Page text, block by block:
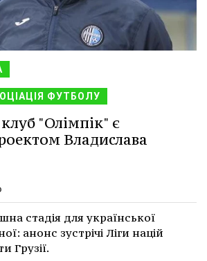
ФУТБОЛУ
"Олімпік" є
Владислава
стадія для української
анонс зустрічі Ліги націй
Грузії.